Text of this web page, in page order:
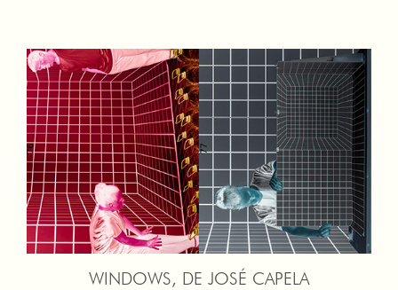
WINDOWS, DE JOSÉ CAPELA